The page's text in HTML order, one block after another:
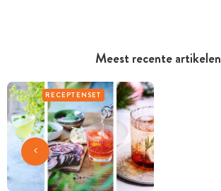
Meest recente artikelen
RECEPTENSET